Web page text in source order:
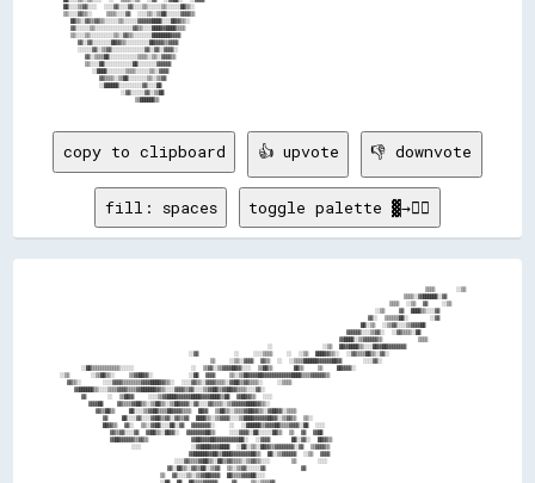
copy to clipboard 👍 upvote 👎 downvote
fill: spaces toggle palette ▓→✊🏽
                                                                                                      ▒▒▒▒      ░░▒▒
                                                                                                ▒▒▒▒░░▓▓██████░░▓▓
                                                                                            ▒▒▒▒  ░░▒▒  ▓▓    ░░▒▒
                                                                                        ░░▒▒    ▓▓  ████▒▒░░░░▓▓
                                                                                      ▓▓░░  ▒▒▒▒▒▒██░░      ░░▓▓
                                                                                    ██░░▒▒  ░░▒▒▓▓░░░░▒▒▓▓▓▓██
                                                                                ▓▓▓▓▓▓░░░░▒▒▓▓░░  ░░▓▓▒▒▒▒░░██
                                                                              ▓▓████░░▒▒▓▓▓▓▓▓▒▒          ▒▒▒▒
                                                          ░░              ░░▒▒  ██▓▓████▒▒░░░░██▓▓██▓▓▓▓▓▓▓▓
                                    ░░▓▓          ░░    ░░░░▒▒▒▒    ░░  ░░▒▒  ████▓▓▒▒░░  ░░▓▓▒▒▒▒██▒▒░░▓▓░░
                                          ▒▒    ░░▒▒░░▓▓▓▓  ▓▓▒▒  ░░  ░░▒▒▒▒██████▓▓▓▓▓▓██▓▓      ░░░░▓▓░░
      ░░██▒▒▒▒▒▒▒▒▒▒▒▒░░░░░░                ░░  ▒▒▓▓░░▒▒▓▓▓▓██▓▓░░░░  ▒▒██▒▒      ██▒▒    ▒▒    ██▓▓▓▓░░
░░▒▒      ░░▒▒██▒▒░░    ▒▒▓▓██▓▓░░          ░░██  ▓▓▓▓    ▒▒░░▒▒██▓▓▓▓██▓▓▓▓▓▓▓▓▓▓▓▓████▒▒▒▒▓▓▓▓▓▓▒▒
  ▓▓▒▒░░      ░░░░▓▓▓▓▒▒▒▒▒▒▒▒▓▓▓▓████▓▓▒▒░░  ░░░░▓▓▒▒░░▓▓▓▓▒▒▒▒░░▓▓██▒▒▓▓▒▒▒▒░░    ░░▒▒▒▒
    ▓▓██████▒▒░░░░▒▒▒▒▓▓▓▓▒▒▒▒▓▓██████▓▓▒▒░░░░▓▓▓▓▒▒▓▓░░░░▒▒▓▓██▒▒▓▓██▓▓▒▒▒▒░░░░▓▓░░
      ▓▓      ░░  ▒▒██▓▓    ░░░░▒▒▓▓████▓▓▓▓▓▓████▓▓▓▓████▒▒██  ▓▓██▓▓▒▒  ░░░░
        ▓▓▓▓██    ▓▓▒▒▒▒▓▓██▒▒░░▒▒██▒▒░░▒▒██▓▓▓▓░░▓▓░░░░▓▓▒▒▒▒░░▒▒▓▓▓▓▓▓████▓▓▒▒░░
          ▓▓▒▒██▒▒    ██░░░░▒▒▓▓██▒▒▒▒██▓▓▓▓▒▒▒▒  ██▓▓  ▒▒██▒▒░░▒▒▒▒▓▓██▓▓▒▒░░▓▓██▓▓░░▒▒▒▒
            ▓▓    ██░░░░▓▓░░░░▓▓██▒▒▓▓░░▓▓▒▒▓▓  ████▒▒░░▒▒▓▓▓▓░░░░▒▒████▓▓▓▓▓▓██▓▓░░▒▒▓▓▒▒  ▒▒░░
            ██▓▓▒▒  ▓▓░░  ▒▒░░▓▓██░░░░██░░▓▓  ▓▓▓▓▓▓▓▓░░    ░░  ░░██████▒▒▓▓▓▓██▒▒▒▒▓▓▓▓░░██  ░░░░
              ▓▓▒▒▓▓░░░░▓▓  ▓▓██▒▒░░██▓▓░░  ▓▓▓▓▓▓▓▓██▒▒    ░░░░▓▓▓▓░░██░░░░░░██▒▒  ▒▒  ▓▓  ▓▓██
              ▓▓██▓▓▓▓▓▓▒▒▓▓▒▒            ▓▓██▓▓▓▓██▓▓▓▓▓▓▓▓▓▓██░░  ░░▓▓▓▓      ██░░▓▓░░  ██▓▓▒▒
                    ░░░░              ░░▓▓████▓▓▓▓████  ░░██░░▒▒░░██▓▓▒▒▓▓▓▓▓▓▓▓░░▓▓  ▒▒▓▓▓▓▒▒
                                    ▓▓██████▓▓██▒▒████▓▓▓▓▓▓▓▓██▒▒  ██░░▒▒▓▓▓▓▓▓  ░░▒▒  ▓▓▓▓
                                ░░░░▓▓▒▒▒▒▓▓██▒▒░░██▒▒▓▓▒▒▒▒░░▒▒▓▓▒▒░░░░      ▒▒      ░░░░
                              ▓▓░░██▒▒░░▓▓▒▒██░░▒▒▓▓  ▒▒░░▒▒▓▓░░░░░░▓▓          ▓▓
                            ▒▒  ▓▓░░░░▒▒░░▒▒▓▓██▓▓▓▓  ██▒▒▒▒▓▓▓▓██░░░░